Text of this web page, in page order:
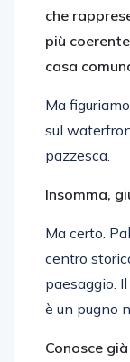
che
più
casa
Ma
sul
pazzesca.
Insomma,
Ma certo.
centro
paesaggio.
è un pugno
Conosce